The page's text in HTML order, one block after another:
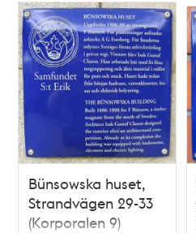
Bünsowska huset,
Strandvägen 29-33
(Korporalen 9)